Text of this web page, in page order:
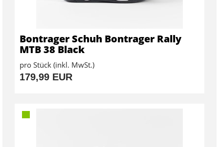
Bontrager Schuh Bontrager Rally
MTB 38 Black
pro Stück (inkl. MwSt.)
179,99 EUR